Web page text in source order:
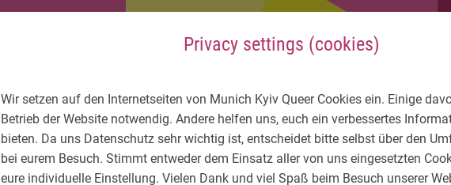
Privacy settings (cookies)
Wir setzen auf den Internetseiten von Munich Kyiv Queer Cookies ein. Einige
Betrieb der Website notwendig. Andere helfen uns, euch ein verbessertes
bieten. Da uns Datenschutz sehr wichtig ist, entscheidet bitte selbst über den
bei eurem Besuch. Stimmt entweder dem Einsatz aller von uns eingesetzten
eure individuelle Einstellung. Vielen Dank und viel Spaß beim Besuch unserer